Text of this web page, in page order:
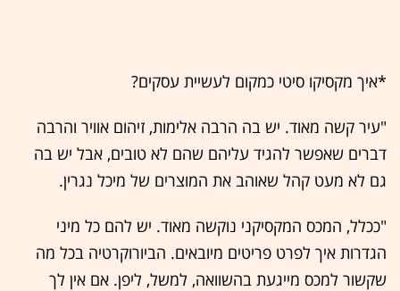
*איך מקסיקו סיטי כמקום לעשיית עסקים?
"עיר קשה מאוד. יש בה הרבה אלימות, זיהום אוויר והרבה
דברים שאפשר להגיד עליהם שהם לא טובים, אבל יש בה
גם לא מעט קהל שאוהב את המוצרים של מיכל נגרין.
"ככלל, המכס המקסיקני נוקשה מאוד. יש להם כל מיני
הגדרות איך לפרט פריטים מיובאים. הביורוקרטיה בכל מה
שקשור למכס מייגעת בהשוואה, למשל, ליפן. אם אין לך